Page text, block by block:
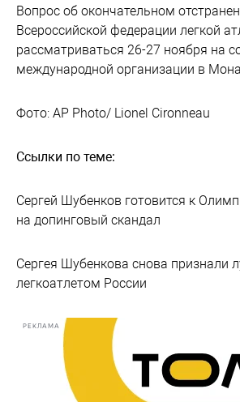
Вопрос об окончательном
Всероссийской федерации легкой
рассматриваться 26-27 ноября на
международной организации в
Фото: AP Photo/ Lionel Cironneau
Ссылки по теме:
Сергей Шубенков готовится к
на допинговый скандал
Сергея Шубенкова снова признали
легкоатлетом России
РЕКЛАМА